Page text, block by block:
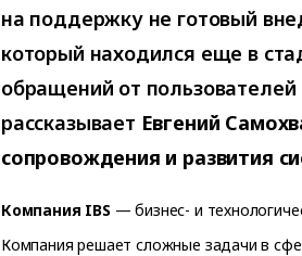
на поддержку не готовый
который находился еще в
обращений от
рассказывает Евгений
сопровождения и развития
Компания IBS— бизнес- и
Компания решает сложные задачи в